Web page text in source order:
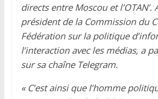
directs entre Moscou et l’OTAN’.
président de la Commission du
Fédération sur la politique
l’interaction avec les médias, a
sur sa chaîne Telegram.
« C’est ainsi que l’homme